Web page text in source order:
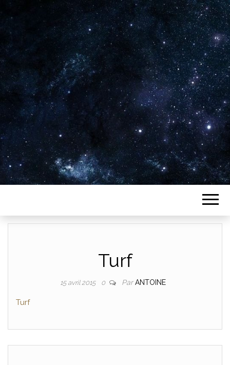
Plus de 2800 critiques de films
Turf
15 avril 2015 0 ParANTOINE
Turf